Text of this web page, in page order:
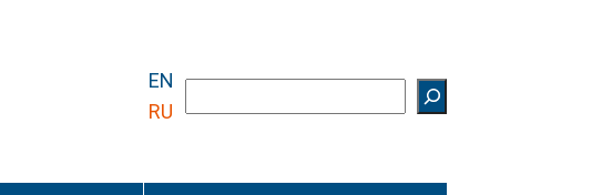
EN
RU